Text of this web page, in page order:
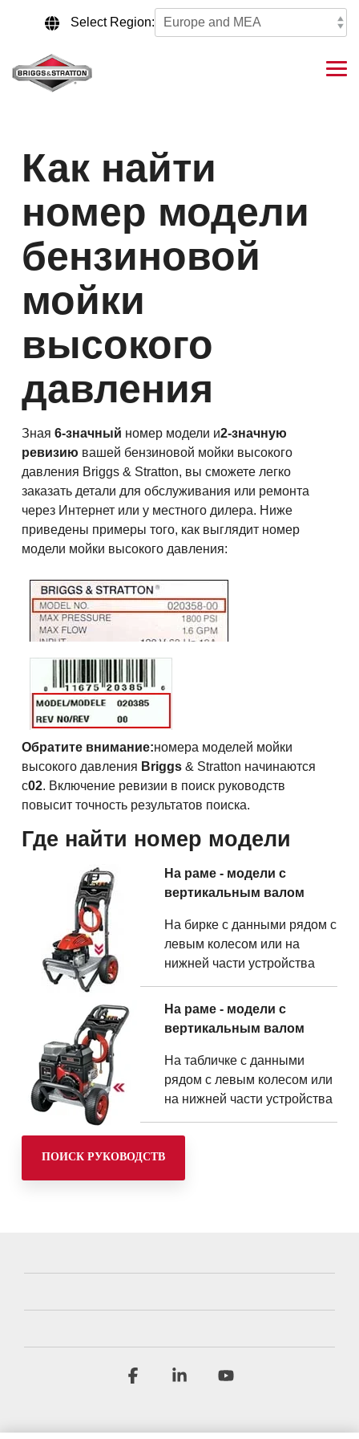
content.
Select Region:
Как найти
номер модели
бензиновой
мойки
высокого
давления
Зная 6-значный номер модели и2-значную
ревизию вашей бензиновой мойки высокого
давления Briggs & Stratton, вы сможете легко
заказать детали для обслуживания или ремонта
через Интернет или у местного дилера. Ниже
приведены примеры того, как выглядит номер
модели мойки высокого давления:
Обратите внимание:номера моделей мойки
высокого давления Briggs & Stratton начинаются
с02. Включение ревизии в поиск руководств
повысит точность результатов поиска.
Где найти номер модели
На раме - модели с
вертикальным валом
На бирке с данными рядом с
левым колесом или на
нижней части устройства
На раме - модели с
вертикальным валом
На табличке с данными
рядом с левым колесом или
на нижней части устройства
ПОИСК РУКОВОДСТВ
Facebook Linkedin